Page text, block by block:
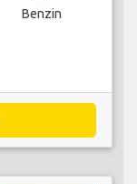
Benzin